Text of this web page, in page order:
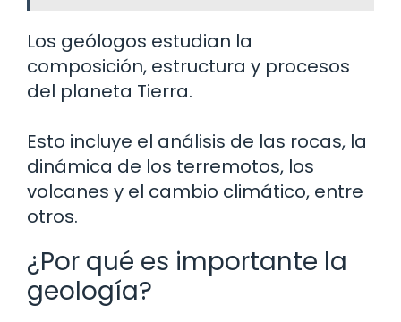
Los geólogos estudian la
composición, estructura y procesos
del planeta Tierra.
Esto incluye el análisis de las rocas, la
dinámica de los terremotos, los
volcanes y el cambio climático, entre
otros.
¿Por qué es importante la
geología?